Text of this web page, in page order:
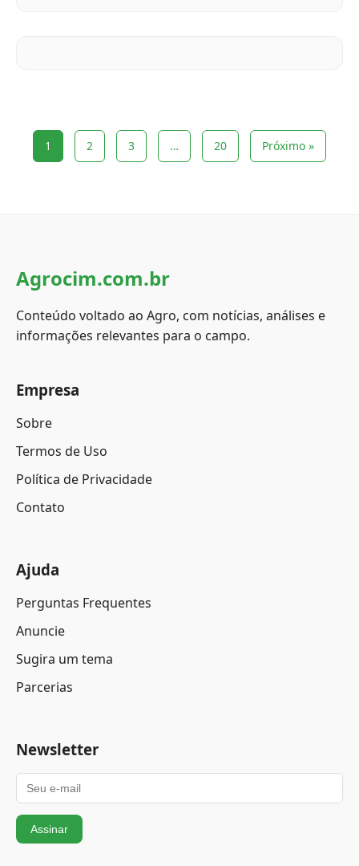
1 2 3 … 20 Próximo »
Agrocim.com.br
Conteúdo voltado ao Agro, com notícias, análises e
informações relevantes para o campo.
Empresa
Sobre
Termos de Uso
Política de Privacidade
Contato
Ajuda
Perguntas Frequentes
Anuncie
Sugira um tema
Parcerias
Newsletter
Assinar